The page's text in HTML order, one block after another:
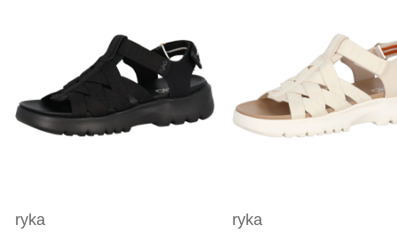
ryka ryka